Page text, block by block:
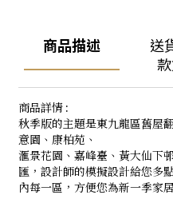
商品描述
送
商品詳情 :
秋季版的主題是東九龍區舊屋
意園、康柏苑、
滙景花園、嘉峰臺、黃大仙下
匯，設計師的模擬設計給您多
內每一區，方便您為新一季家